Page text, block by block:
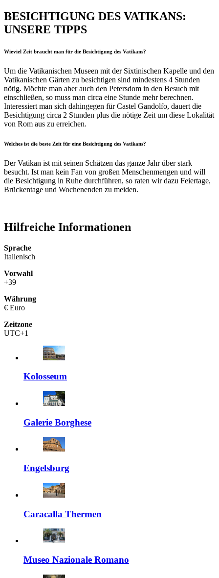
BESICHTIGUNG DES VATIKANS:
UNSERE TIPPS
Wieviel Zeit braucht man für die Besichtigung des Vatikans?
Um die Vatikanischen Museen mit der Sixtinischen Kapelle und den
Vatikanischen Gärten zu besichtigen sind mindestens 4 Stunden
nötig. Möchte man aber auch den Petersdom in den Besuch mit
einschließen, so muss man circa eine Stunde mehr berechnen.
Interessiert man sich dahingegen für Castel Gandolfo, dauert die
Besichtigung circa 2 Stunden plus die nötige Zeit um diese Lokalität
von Rom aus zu erreichen.
Welches ist die beste Zeit für eine Besichtigung des Vatikans?
Der Vatikan ist mit seinen Schätzen das ganze Jahr über stark
besucht. Ist man kein Fan von großen Menschenmengen und will
die Besichtigung in Ruhe durchführen, so raten wir dazu Feiertage,
Brückentage und Wochenenden zu meiden.
Hilfreiche Informationen
Sprache
Italienisch
Vorwahl
+39
Währung
€ Euro
Zeitzone
UTC+1
Kolosseum
Galerie Borghese
Engelsburg
Caracalla Thermen
Museo Nazionale Romano